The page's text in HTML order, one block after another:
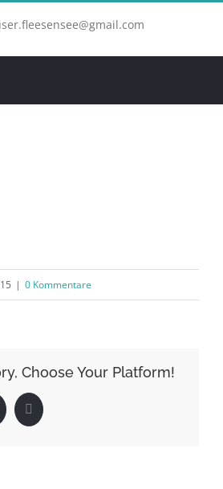
| 0 Kommentare
Choose Your Platform!
LinkedIn Pinterest